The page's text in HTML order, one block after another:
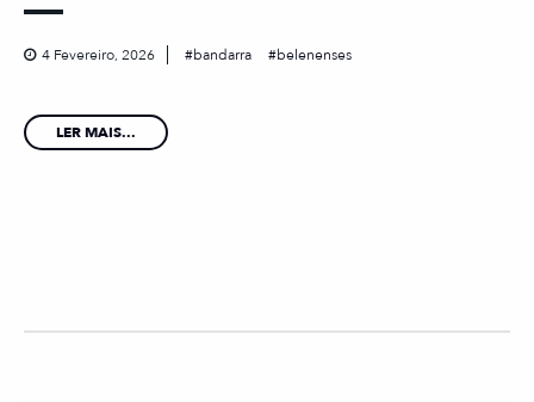
4 Fevereiro, 2026 bandarra belenenses
LER MAIS...